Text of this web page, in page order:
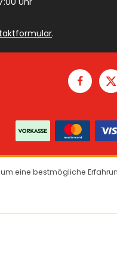
.
eine bestmögliche